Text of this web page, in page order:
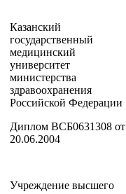
Казанский
государственный
медицинский
университет
министерства
здравоохранения
Российской Федерации
Диплом ВСБ0631308 от
20.06.2004
Учреждение высшего